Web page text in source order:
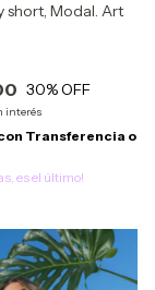
short, Modal. Art
30% OFF
interés
Transferencia o
es el último!